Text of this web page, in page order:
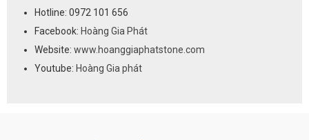
Hotline: 0972 101 656
Facebook: Hoàng Gia Phát
Website: www.hoanggiaphatstone.com
Youtube: Hoàng Gia phát